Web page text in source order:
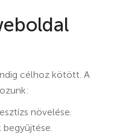
célhoz kötött. A
növelése.
begyűjtése.